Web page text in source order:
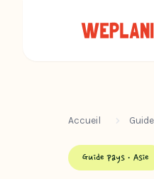
Accueil
Guide pays · Asie